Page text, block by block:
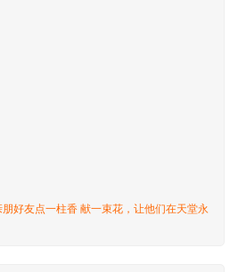
好友点一柱香 献一束花，让他们在天堂永